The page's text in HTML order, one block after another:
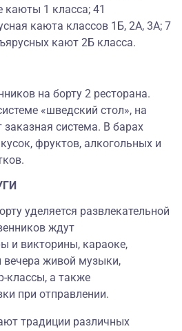
каюты 1 класса; 41
каюта классов 1Б, 2А, 3А; 7
кают 2Б класса.
на борту 2 ресторана.
«шведский стол», на
система. В барах
фруктов, алкогольных и
уделяется развлекательной
ждут
и викторины, караоке,
вечера живой музыки,
классы, а также
при отправлении.
традиции различных